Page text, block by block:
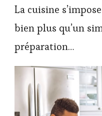
La cuisine
bien plus qu’un
préparation…